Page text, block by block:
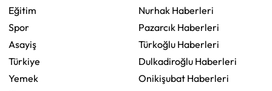
Eğitim
Spor
Asayiş
Türkiye
Yemek
Nurhak Haberleri
Pazarcık Haberleri
Türkoğlu Haberleri
Dulkadiroğlu Haberleri
Onikişubat Haberleri